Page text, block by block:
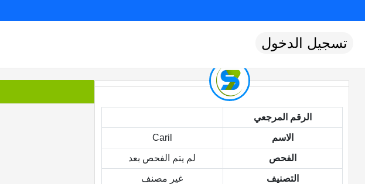
تسجيل الدخول
الرقم المرجعي
الاسم Caril
الفحص لم يتم الفحص بعد
التصنيف غير مصنف